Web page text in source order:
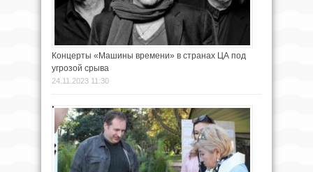
Концерты «Машины времени» в странах ЦА под
угрозой срыва
24.11.2023 11:30